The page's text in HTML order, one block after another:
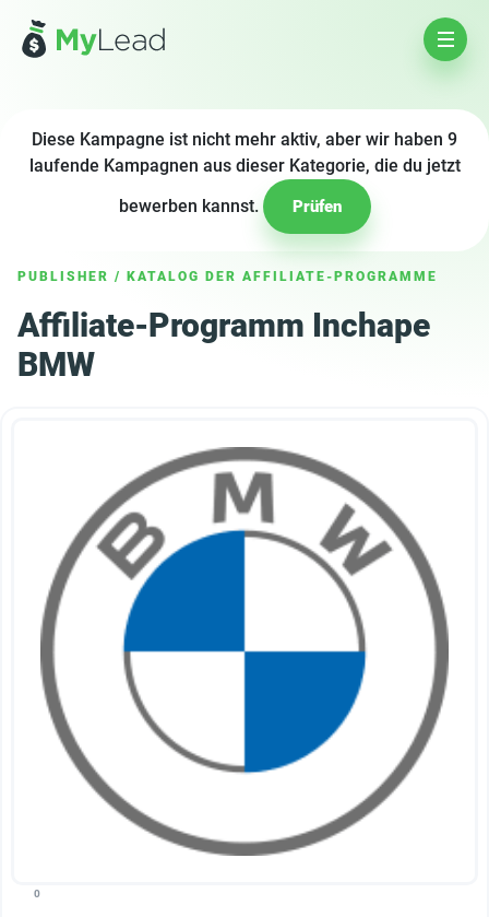
Diese Kampagne ist nicht mehr aktiv, aber wir haben 9
laufende Kampagnen aus dieser Kategorie, die du jetzt
bewerben kannst.
Prüfen
PUBLISHER / KATALOG DER AFFILIATE-PROGRAMME
Affiliate-Programm Inchape
BMW
0